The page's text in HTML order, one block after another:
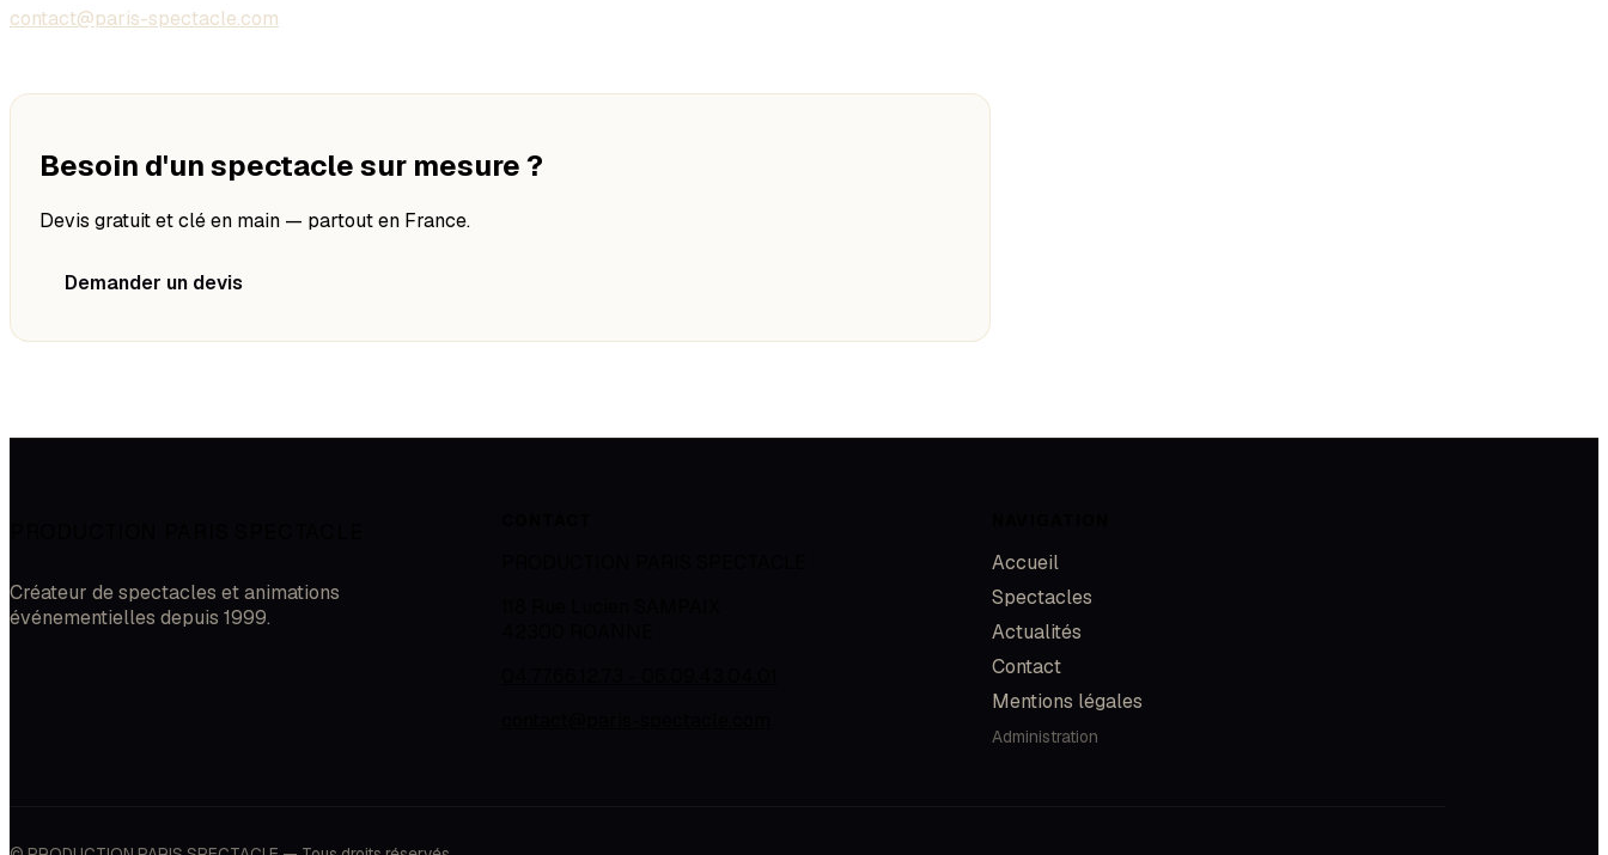
contact@paris-spectacle.com
Besoin d'un spectacle sur mesure ?
Devis gratuit et clé en main — partout en France.
Demander un devis
Créateur de spectacles et animations
événementielles depuis 1999.
Accueil
Spectacles
Actualités
Contact
Mentions légales
Administration